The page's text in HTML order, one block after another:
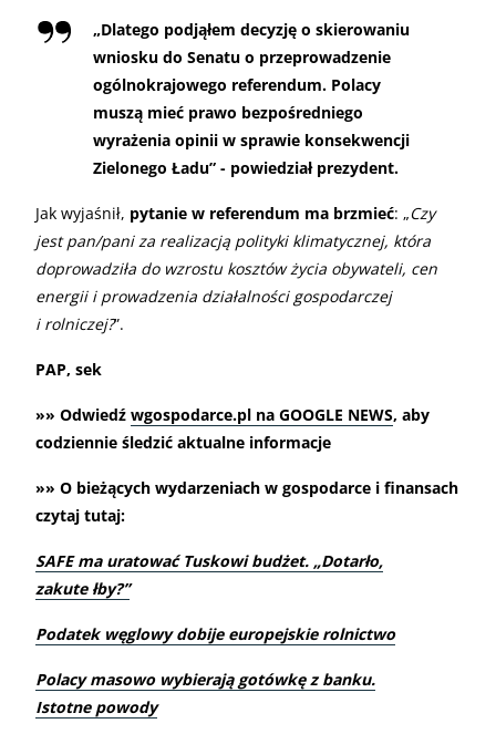
„Dlatego podjąłem decyzję o skierowaniu
wniosku do Senatu o przeprowadzenie
ogólnokrajowego referendum. Polacy
muszą mieć prawo bezpośredniego
wyrażenia opinii w sprawie konsekwencji
Zielonego Ładu” - powiedział prezydent.
Jak wyjaśnił, pytanie w referendum ma brzmieć: „Czy
jest pan/pani za realizacją polityki klimatycznej, która
doprowadziła do wzrostu kosztów życia obywateli, cen
energii i prowadzenia działalności gospodarczej
i rolniczej?”.
PAP, sek
»» Odwiedź wgospodarce.pl na GOOGLE NEWS, aby
codziennie śledzić aktualne informacje
»» O bieżących wydarzeniach w gospodarce i finansach
czytaj tutaj:
SAFE ma uratować Tuskowi budżet. „Dotarło,
zakute łby?”
Podatek węglowy dobije europejskie rolnictwo
Polacy masowo wybierają gotówkę z banku.
Istotne powody